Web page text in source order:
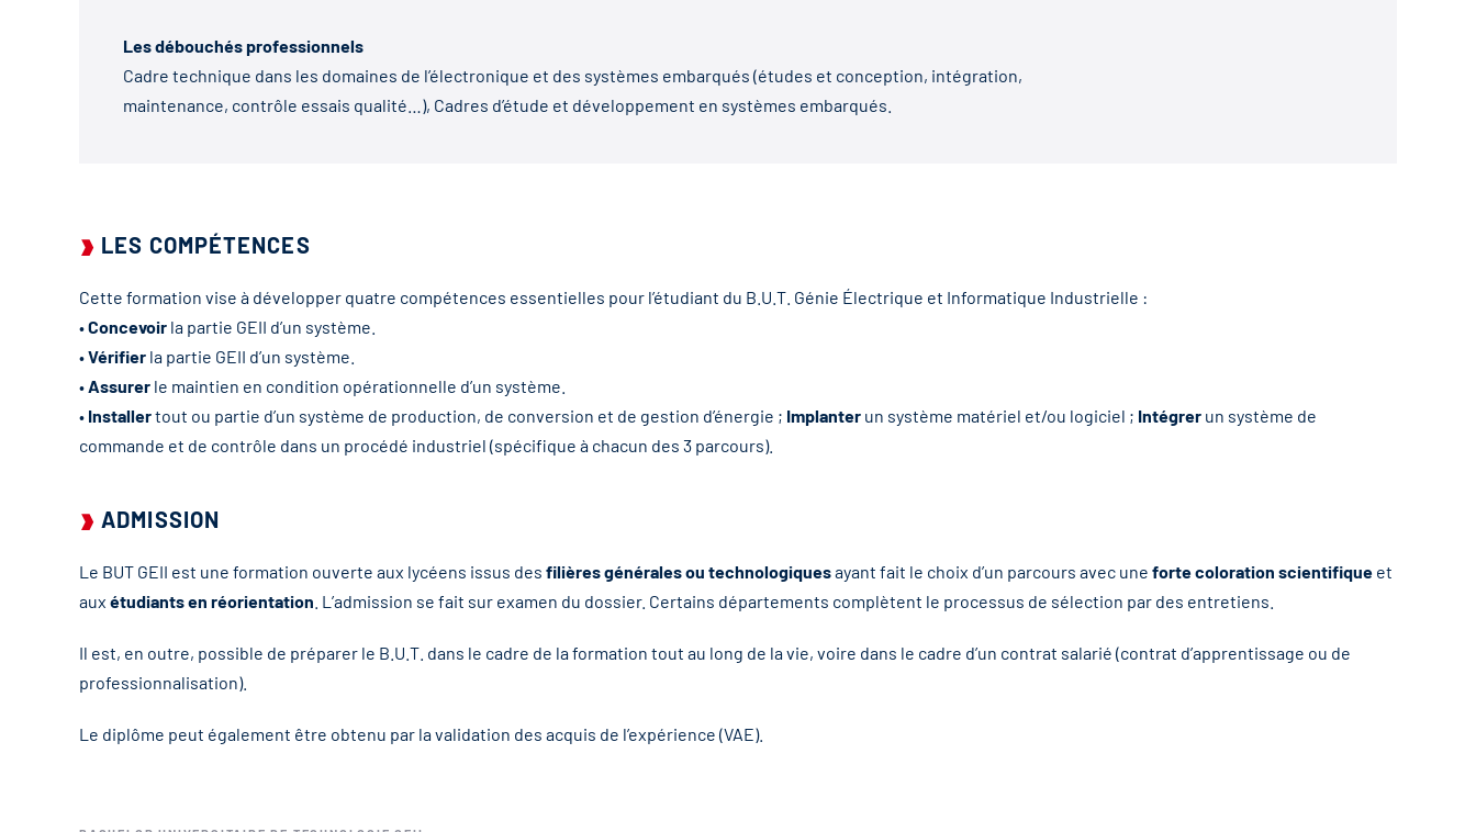
Les débouchés professionnels
Cadre technique dans les domaines de l’électronique et des systèmes embarqués (études et conception, intégration,
maintenance, contrôle essais qualité…), Cadres d’étude et développement en systèmes embarqués.
LES COMPÉTENCES
Cette formation vise à développer quatre compétences essentielles pour l’étudiant du B.U.T. Génie Électrique et Informatique Industrielle :
•Concevoir la partie GEII d’un système.
•Vérifier la partie GEII d’un système.
•Assurer le maintien en condition opérationnelle d’un système.
• Installertout ou partie d’un système de production, de conversion et de gestion d’énergie ; Implanter un système matériel et/ou logiciel ; Intégrer un système de
commande et de contrôle dans un procédé industriel (spécifique à chacun des 3 parcours).
ADMISSION
Le BUT GEII est une formation ouverte aux lycéens issus des filières générales ou technologiquesayant fait le choix d’un parcours avec une forte coloration scientifique et
aux étudiants en réorientation . L’admission se fait sur examen du dossier. Certains départements complètent le processus de sélection par des entretiens.
Il est, en outre, possible de préparer le B.U.T. dans le cadre de la formation tout au long de la vie, voire dans le cadre d’un contrat salarié (contrat d’apprentissage ou de
professionnalisation).
Le diplôme peut également être obtenu par la validation des acquis de l’expérience (VAE).